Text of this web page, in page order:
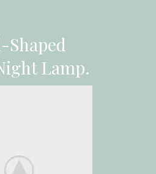
Shaped
Lamp.